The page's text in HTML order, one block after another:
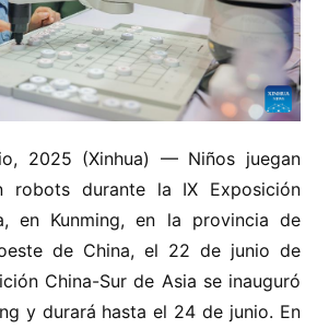
2025 (Xinhua) — Niños juegan
robots durante la IX Exposición
en Kunming, en la provincia de
de China, el 22 de junio de
China-Sur de Asia se inauguró
y durará hasta el 24 de junio. En